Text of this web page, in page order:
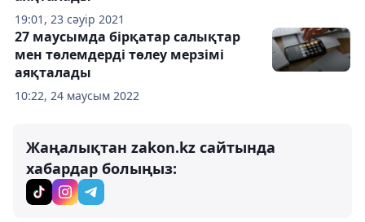
19:01, 23 сәуір 2021
10:22, 24 маусым 2022
27 маусымда бірқатар салықтар
мен төлемдерді төлеу мерзімі
аяқталады
Жаңалықтан zakon.kz сайтында
хабардар болыңыз: